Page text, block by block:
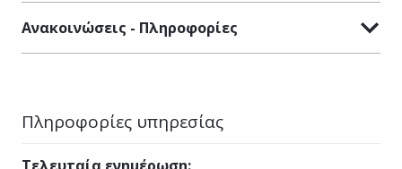
Ανακοινώσεις - Πληροφορίες
Πληροφορίες υπηρεσίας